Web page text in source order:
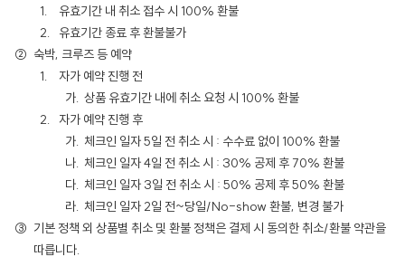
유효기간 내 취소 접수 시 100% 환불
유효기간 종료 후 환불불가
숙박, 크루즈 등 예약
자가 예약 진행 전
상품 유효기간 내에 취소 요청 시 100% 환불
자가 예약 진행 후
체크인 일자 5일 전 취소 시 : 수수료 없이 100% 환불
체크인 일자 4일 전 취소 시 : 30% 공제 후 70% 환불
체크인 일자 3일 전 취소 시 : 50% 공제 후 50% 환불
체크인 일자 2일 전~당일/No-show 환불, 변경 불가
기본 정책 외 상품별 취소 및 환불 정책은 결제 시 동의한 취소/환불 약관을
따릅니다.